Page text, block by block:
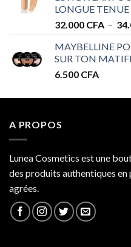
LONGUE TENUE
32.000 CFA –
MAYBELLINE
SUR TON
6.500 CFA
A PROPOS
Lunea Cosmetics est une
des produits authentiques
agrées.